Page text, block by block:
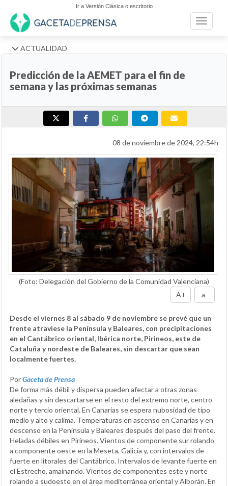
Ir a Versión Clásica o escritorio
Toggle
ACTUALIDAD
Predicción de la AEMET para el fin de
semana y las próximas semanas
08 de noviembre de 2024, 22:54h
(Foto: Delegación del Gobierno de la Comunidad Valenciana)
A+
a-
Desde el viernes 8 al sábado 9 de noviembre se prevé que un
frente atraviese la Península y Baleares, con precipitaciones
en el Cantábrico oriental, Ibérica norte, Pirineos, este de
Cataluña y nordeste de Baleares, sin descartar que sean
localmente fuertes.
PorGaceta de Prensa
De forma más débil y dispersa pueden afectar a otras zonas
aledañas y sin descartarse en el resto del extremo norte, centro
norte y tercio oriental. En Canarias se espera nubosidad de tipo
medio y alto y calima. Temperaturas en ascenso en Canarias y en
descenso en la Península y Baleares después del paso del frente.
Heladas débiles en Pirineos. Vientos de componente sur rolando
a componente oeste en la Meseta, Galicia y, con intervalos de
fuerte en litorales del Cantábrico. Intervalos de levante fuerte en
el Estrecho, amainando. Vientos de componentes este y norte
rolando a sudoeste en el área mediterránea oriental y Alborán. En